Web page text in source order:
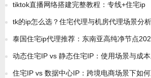
tiktok直播网络搭建完整教程：专线+住宅ip
tk的ip怎么选？住宅代理与机房代理场景分析
泰国住宅ip代理推荐：东南亚高纯净节点
动态住宅IP vs 静态住宅IP：使用场景与成
住宅IP vs 数据中心IP：跨境电商场景下如